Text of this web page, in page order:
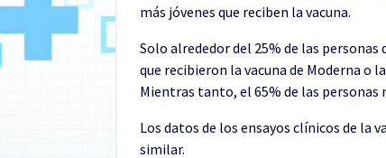
más jóvenes que reciben la vacuna.
Solo alrededor del 25% de las personas
que recibieron la vacuna de Moderna o
Mientras tanto, el 65% de las personas
Los datos de los ensayos clínicos de la
similar.